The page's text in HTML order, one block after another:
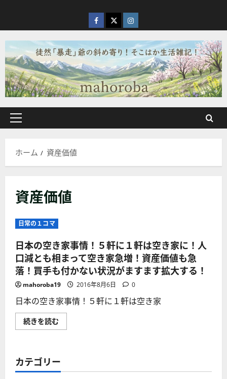
を
ス
キ
ッ
プ
facebook
X Instagram
メ
ン
ー
ホーム 資産価値
資産価値
日常の１コマ
日本の空き家事情！５軒に１軒は空き家に！人
口減とも相まって空き家急増！資産価値も急
落！買手も付かない状況がますます拡大する！
mahoroba19 2016年8月6日 0
日本の空き家事情！５軒に１軒は空き家
続きを読む
本
事
情！
カテゴリー